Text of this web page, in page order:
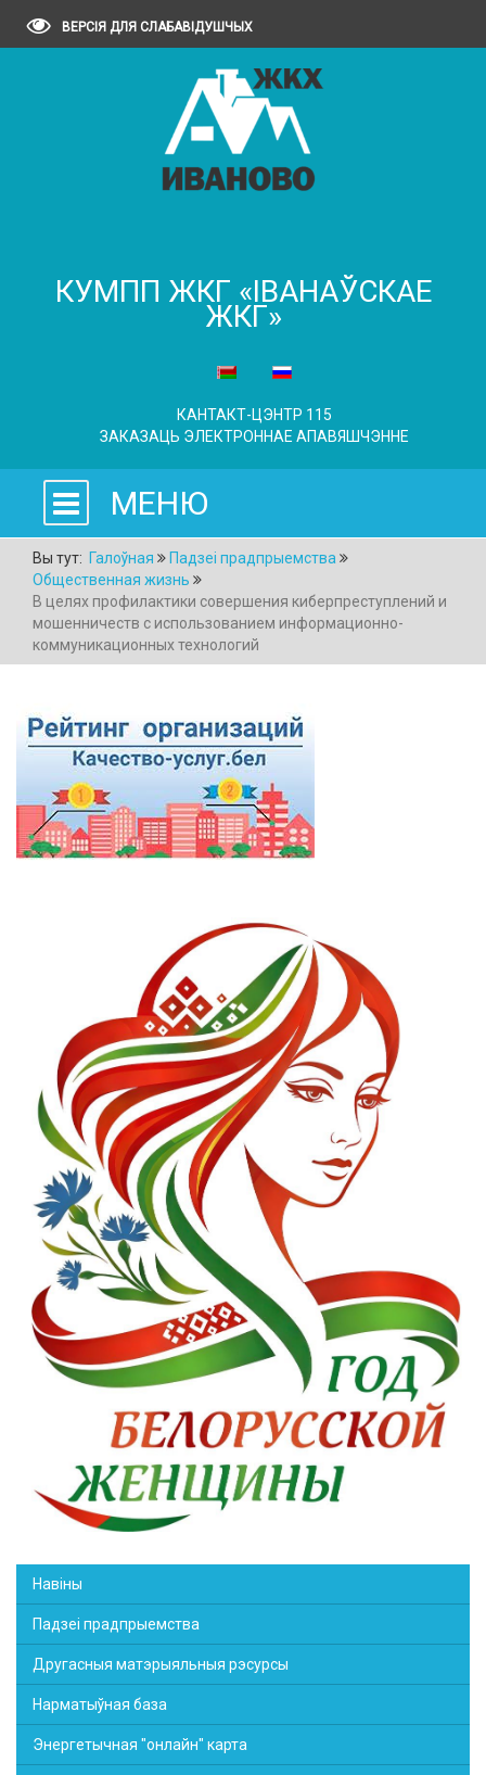
ВЕРСІЯ ДЛЯ СЛАБАВІДУШЧЫХ
КУМПП ЖКГ «ІВАНАЎСКАЕ
ЖКГ»
КАНТАКТ-ЦЭНТР 115
ЗАКАЗАЦЬ ЭЛЕКТРОННАЕ АПАВЯШЧЭННЕ
МЕНЮ
Вы тут: Галоўная
Падзеі прадпрыемства
Общественная жизнь
В целях профилактики совершения киберпреступлений и
мошенничеств с использованием информационно-
коммуникационных технологий
Навіны
Падзеі прадпрыемства
Другасныя матэрыяльныя рэсурсы
Нарматыўная база
Энергетычная "онлайн" карта